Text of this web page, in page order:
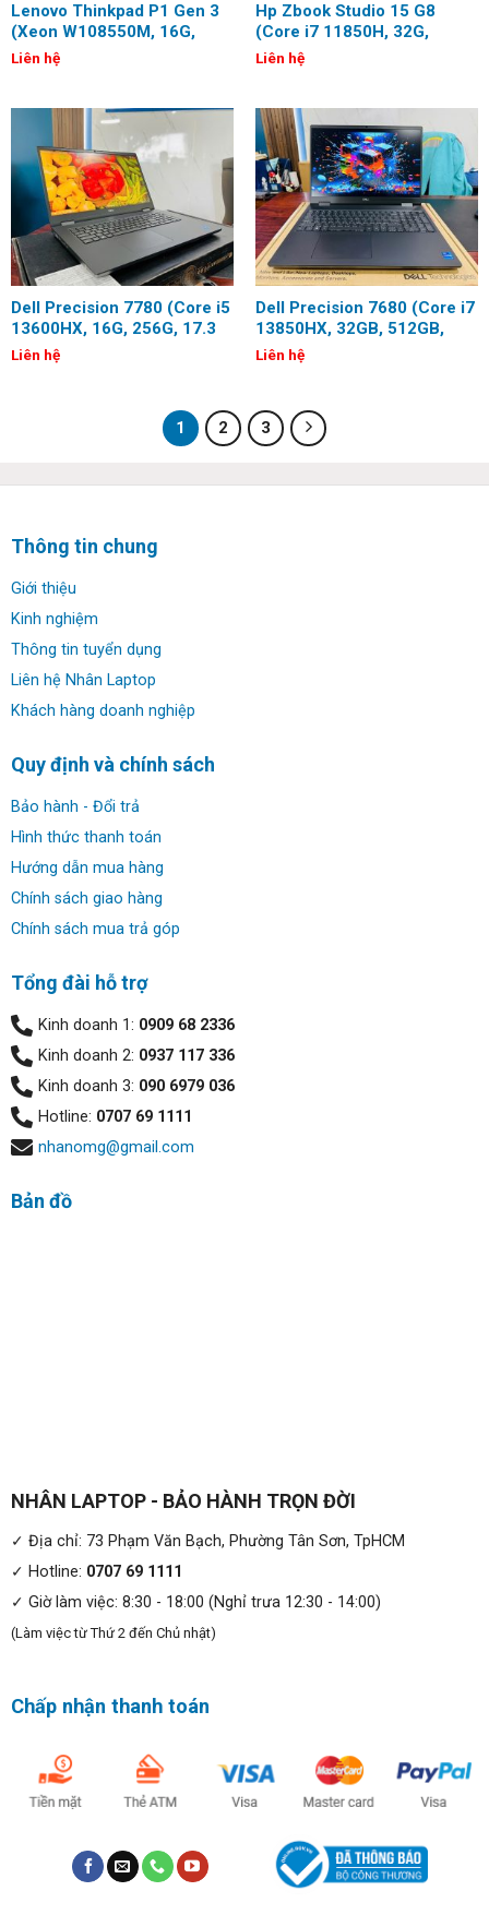
Lenovo Thinkpad P1 Gen 3
(Xeon W108550M, 16G,
512G, T2000 Max-Q, 15.6
inch, 4K OLED, Touch)
Liên hệ
Hp Zbook Studio 15 G8
(Core i7 11850H, 32G,
512G, T1200, 15.6 inch,
Liên hệ
Dell Precision 7780 (Core i5
13600HX, 16G, 256G, 17.3
inch, Full HD)
Liên hệ
Dell Precision 7680 (Core i7
13850HX, 32GB, 512GB,
RTX 2000 Ada, 16 inch, 4K+,
OLED, Touch)
Liên hệ
1 2 3
Thông tin chung
Giới thiệu
Kinh nghiệm
Thông tin tuyển dụng
Liên hệ Nhân Laptop
Khách hàng doanh nghiệp
Quy định và chính sách
Bảo hành - Đổi trả
Hình thức thanh toán
Hướng dẫn mua hàng
Chính sách giao hàng
Chính sách mua trả góp
Tổng đài hỗ trợ
Kinh doanh 1: 0909 68 2336
Kinh doanh 2: 0937 117 336
Kinh doanh 3: 090 6979 036
Hotline: 0707 69 1111
nhanomg@gmail.com
Bản đồ
NHÂN LAPTOP - BẢO HÀNH TRỌN ĐỜI
✓ Địa chỉ: 73 Phạm Văn Bạch, Phường Tân Sơn, TpHCM
✓ Hotline: 0707 69 1111
✓ Giờ làm việc: 8:30 - 18:00 (Nghỉ trưa 12:30 - 14:00)
(Làm việc từ Thứ 2 đến Chủ nhật)
Chấp nhận thanh toán